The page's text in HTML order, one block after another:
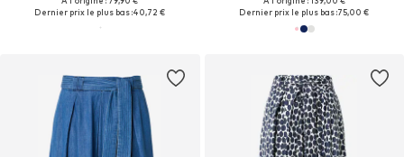
Dernier prix le plus bas :40,72 €
Dernier prix le plus bas :75,00 €